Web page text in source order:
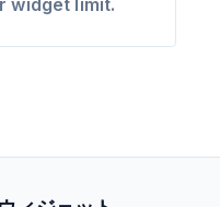
widget limit.